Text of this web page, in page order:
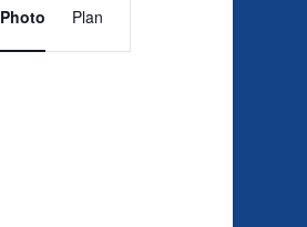
de
Photo Plan